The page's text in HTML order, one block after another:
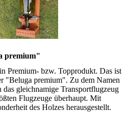
premium"
Premium- bzw. Topprodukt. Das ist
"Beluga premium". Zu dem Namen
gleichnamige Transportflugzeug
Flugzeuge überhaupt. Mit
des Holzes herausgestellt.